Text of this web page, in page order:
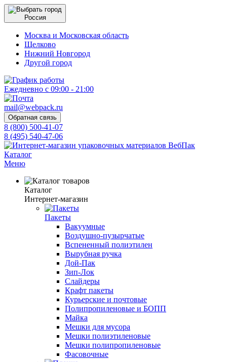
Россия
Москва и Московская область
Щелково
Нижний Новгород
Другой город
Ежедневно с 09:00 - 21:00
mail@webpack.ru
Обратная связь
8 (800) 500-41-07
8 (495) 540-47-06
Каталог
Меню
Каталог
Интернет-магазин
Пакеты
Вакуумные
Воздушно-пузырчатые
Вспененный полиэтилен
Вырубная ручка
Дой-Пак
Зип-Лок
Слайдеры
Крафт пакеты
Курьерские и почтовые
Полипропиленовые и БОПП
Майка
Мешки для мусора
Мешки полиэтиленовые
Мешки полипропиленовые
Фасовочные